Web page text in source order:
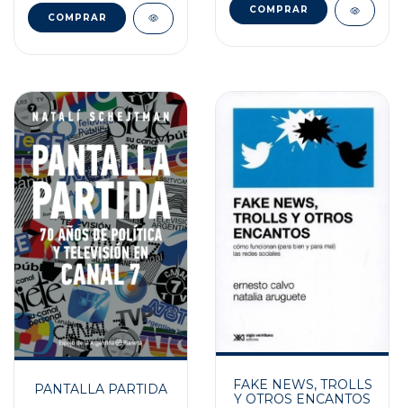
PANTALLA PARTIDA
FAKE NEWS, TROLLS
Y OTROS ENCANTOS